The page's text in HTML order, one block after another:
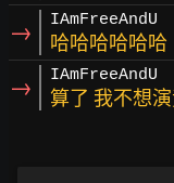
→ IAmFreeAndU
哈哈哈哈哈
→ IAmFreeAndU
算了 我不想